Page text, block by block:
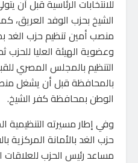
للانتخابات الرئاسية قبل أن
الشيخ بحزب الوفد العريق،
منصب أمين تنظيم حزب الغد
وعضوية الهيئة العليا
التنظيم بالمجلس المصري
بالمحافظة قبل أن يشغل
الوطن بمحافظة كفر الشيخ.
وفي إطار مسيرته التنظيمية
حزب الغد بالأمانة
مساعد رئيس الحزب